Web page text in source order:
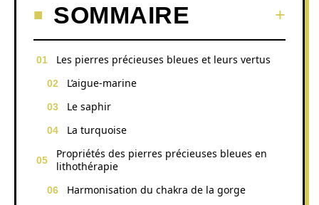
SOMMAIRE
Les pierres précieuses bleues et leurs vertus
L’aigue-marine
Le saphir
La turquoise
Propriétés des pierres précieuses bleues en
lithothérapie
Harmonisation du chakra de la gorge